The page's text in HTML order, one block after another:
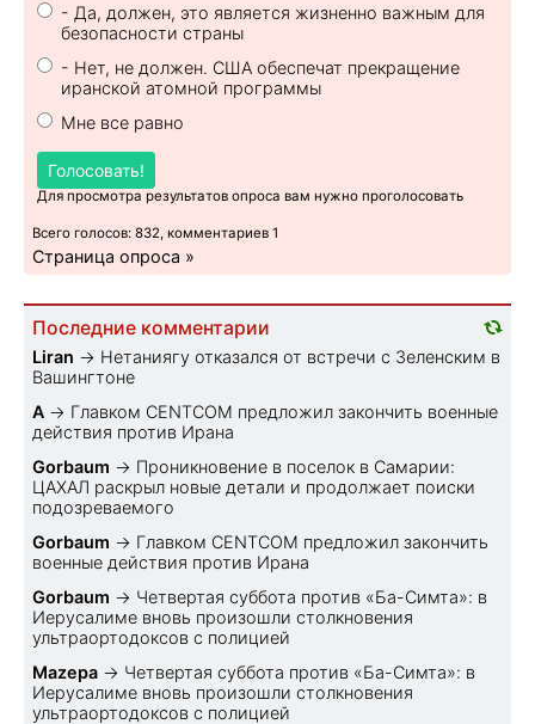
- Да, должен, это является жизненно важным для
безопасности страны
- Нет, не должен. США обеспечат прекращение
иранской атомной программы
Мне все равно
Голосовать!
Для просмотра результатов опроса вам нужно проголосовать
Всего голосов: 832, комментариев 1
Страница опроса »
Последние комментарии
Liran → Нетаниягу отказался от встречи с Зеленским в
Вашингтоне
A → Главком CENTCOM предложил закончить военные
действия против Ирана
Gorbaum → Проникновение в поселок в Самарии:
ЦАХАЛ раскрыл новые детали и продолжает поиски
подозреваемого
Gorbaum → Главком CENTCOM предложил закончить
военные действия против Ирана
Gorbaum → Четвертая суббота против «Ба-Симта»: в
Иерусалиме вновь произошли столкновения
ультраортодоксов с полицией
Mazepa → Четвертая суббота против «Ба-Симта»: в
Иерусалиме вновь произошли столкновения
ультраортодоксов с полицией